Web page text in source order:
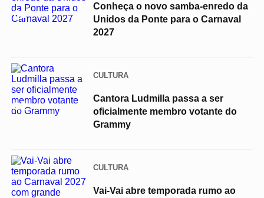
01
Conheça o novo samba-enredo da
Unidos da Ponte para o Carnaval
2027
02
CULTURA
Cantora Ludmilla passa a ser
oficialmente membro votante do
Grammy
CULTURA
Vai-Vai abre temporada rumo ao